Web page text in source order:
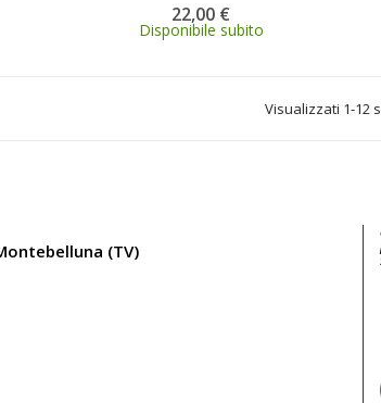
22,00 €
Disponibile subito
Visualizzati 1-12
(TV)